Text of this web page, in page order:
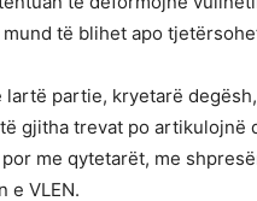
të blihet apo
partie, kryetarë
gjitha trevat po artikulojnë
me qytetarët, me
e VLEN.